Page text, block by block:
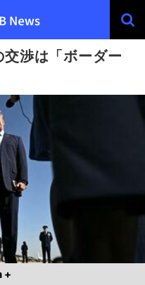
交渉は「ボーダー
+